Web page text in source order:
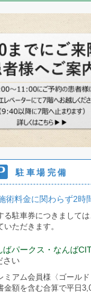
駐車場完備
術料金に関わらず2時
る駐車券につきまして
ただきます。
ばパークス・なんば
さい
ミアム会員様〈ゴール
金額を含む合算で平日